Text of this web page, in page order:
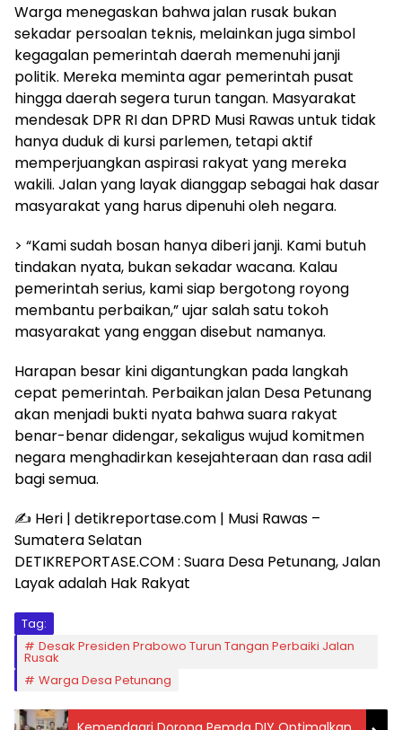
Warga menegaskan bahwa jalan rusak bukan
sekadar persoalan teknis, melainkan juga simbol
kegagalan pemerintah daerah memenuhi janji
politik. Mereka meminta agar pemerintah pusat
hingga daerah segera turun tangan. Masyarakat
mendesak DPR RI dan DPRD Musi Rawas untuk tidak
hanya duduk di kursi parlemen, tetapi aktif
memperjuangkan aspirasi rakyat yang mereka
wakili. Jalan yang layak dianggap sebagai hak dasar
masyarakat yang harus dipenuhi oleh negara.
> “Kami sudah bosan hanya diberi janji. Kami butuh
tindakan nyata, bukan sekadar wacana. Kalau
pemerintah serius, kami siap bergotong royong
membantu perbaikan,” ujar salah satu tokoh
masyarakat yang enggan disebut namanya.
Harapan besar kini digantungkan pada langkah
cepat pemerintah. Perbaikan jalan Desa Petunang
akan menjadi bukti nyata bahwa suara rakyat
benar-benar didengar, sekaligus wujud komitmen
negara menghadirkan kesejahteraan dan rasa adil
bagi semua.
✍️ Heri | detikreportase.com | Musi Rawas –
Sumatera Selatan
DETIKREPORTASE.COM : Suara Desa Petunang, Jalan
Layak adalah Hak Rakyat
Tag:
Desak Presiden Prabowo Turun Tangan Perbaiki Jalan
Rusak
Warga Desa Petunang